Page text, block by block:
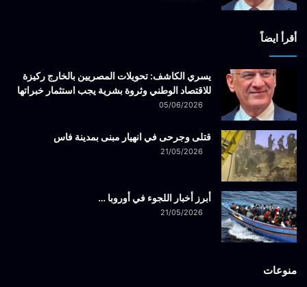
أقرأ ايضاً
يسري الكاشف: تحويلات المصريين بالخارج ركيزة
للاقتصاد الوطني وثروة بشرية يجب استثمار خبراتها
05/06/2026
قتلى وجرحى في انهيار مبنى بمدينة فاس
21/05/2026
أبرز أخبار اللجوء في أوروبا …
21/05/2026
منوعات